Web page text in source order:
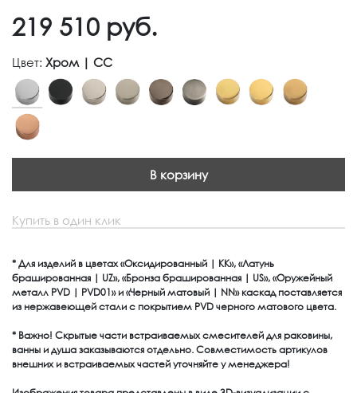
219 510 руб.
Цвет: Хром | CC
В корзину
Купить в один клик
* Для изделий в цветах «Оксидированный | KK», «Латунь
брашированная | UZ», «Бронза брашированная | US», «Оружейный
металл PVD | PVD01» и «Черный матовый | NN» каскад поставляется
из нержавеющей стали с покрытием PVD черного матового цвета.
* Важно! Скрытые части встраиваемых смесителей для раковины,
ванны и душа заказываются отдельно. Совместимость артикулов
внешних и встраиваемых частей уточняйте у менеджера!